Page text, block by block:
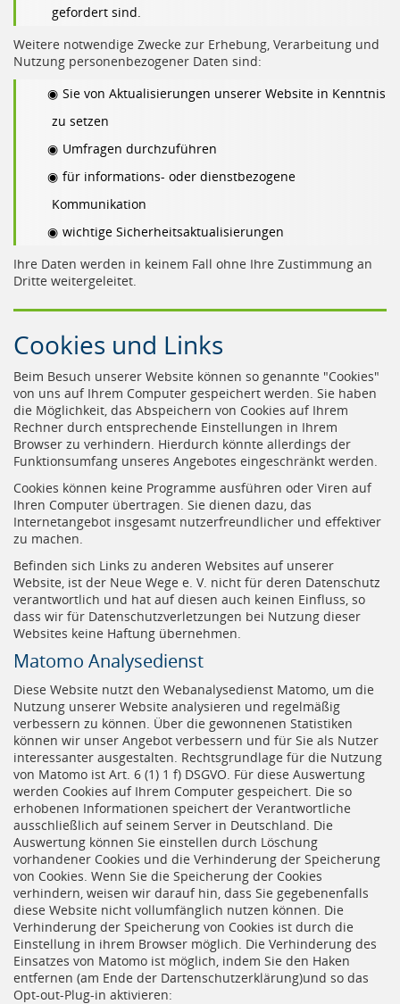
gefordert sind.
Weitere notwendige Zwecke zur Erhebung, Verarbeitung und
Nutzung personenbezogener Daten sind:
Sie von Aktualisierungen unserer Website in Kenntnis
zu setzen
Umfragen durchzuführen
für informations- oder dienstbezogene
Kommunikation
wichtige Sicherheitsaktualisierungen
Ihre Daten werden in keinem Fall ohne Ihre Zustimmung an
Dritte weitergeleitet.
Cookies und Links
Beim Besuch unserer Website können so genannte "Cookies"
von uns auf Ihrem Computer gespeichert werden. Sie haben
die Möglichkeit, das Abspeichern von Cookies auf Ihrem
Rechner durch entsprechende Einstellungen in Ihrem
Browser zu verhindern. Hierdurch könnte allerdings der
Funktionsumfang unseres Angebotes eingeschränkt werden.
Cookies können keine Programme ausführen oder Viren auf
Ihren Computer übertragen. Sie dienen dazu, das
Internetangebot insgesamt nutzerfreundlicher und effektiver
zu machen.
Befinden sich Links zu anderen Websites auf unserer
Website, ist der Neue Wege e. V. nicht für deren Datenschutz
verantwortlich und hat auf diesen auch keinen Einfluss, so
dass wir für Datenschutzverletzungen bei Nutzung dieser
Websites keine Haftung übernehmen.
Matomo Analysedienst
Diese Website nutzt den Webanalysedienst Matomo, um die
Nutzung unserer Website analysieren und regelmäßig
verbessern zu können. Über die gewonnenen Statistiken
können wir unser Angebot verbessern und für Sie als Nutzer
interessanter ausgestalten. Rechtsgrundlage für die Nutzung
von Matomo ist Art. 6 (1) 1 f) DSGVO. Für diese Auswertung
werden Cookies auf Ihrem Computer gespeichert. Die so
erhobenen Informationen speichert der Verantwortliche
ausschließlich auf seinem Server in Deutschland. Die
Auswertung können Sie einstellen durch Löschung
vorhandener Cookies und die Verhinderung der Speicherung
von Cookies. Wenn Sie die Speicherung der Cookies
verhindern, weisen wir darauf hin, dass Sie gegebenenfalls
diese Website nicht vollumfänglich nutzen können. Die
Verhinderung der Speicherung von Cookies ist durch die
Einstellung in ihrem Browser möglich. Die Verhinderung des
Einsatzes von Matomo ist möglich, indem Sie den Haken
entfernen (am Ende der Dartenschutzerklärung)und so das
Opt-out-Plug-in aktivieren: